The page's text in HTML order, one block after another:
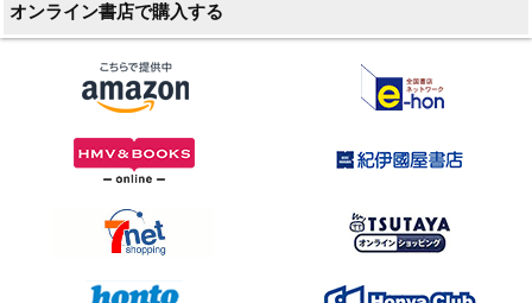
オンライン書店で購入する